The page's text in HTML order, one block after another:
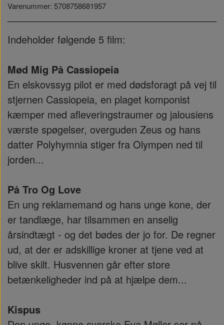
Varenummer: 5708758681957
Indeholder følgende 5 film:
Mød Mig På Cassiopeia
En elskovssyg pilot er med dødsforagt på vej til
stjernen Cassiopeia, en plaget komponist
kæmper med afleveringstraumer og jalousiens
værste spøgelser, overguden Zeus og hans
datter Polyhymnia stiger fra Olympen ned til
jorden...
På Tro Og Love
En ung reklamemand og hans unge kone, der
er tandlæge, har tilsammen en anselig
årsindtægt - og det bødes der jo for. De regner
ud, at der er adskillige kroner at tjene ved at
blive skilt. Husvennen går efter store
betænkeligheder ind på at hjælpe dem...
Kispus